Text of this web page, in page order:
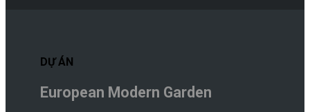
DỰ ÁN
European Modern Garden